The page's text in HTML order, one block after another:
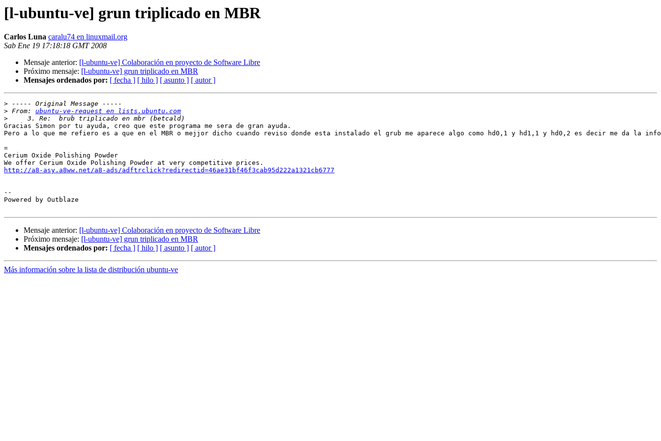
[l-ubuntu-ve] grun triplicado en MBR
Carlos Luna caralu74 en linuxmail.org
Sab Ene 19 17:18:18 GMT 2008
Mensaje anterior: [l-ubuntu-ve] Colaboración en proyecto de Software Libre
Próximo mensaje: [l-ubuntu-ve] grun triplicado en MBR
Mensajes ordenados por: [ fecha ] [ hilo ] [ asunto ] [ autor ]
>
> From: ubuntu-ve-request en lists.ubuntu.com
>
Gracias Simon por tu ayuda, creo que este programa me sera de gran ayuda.
Pero a lo que me refiero es a que en el MBR o mejjor dicho cuando reviso donde esta instalado el grub me aparece algo como hd0,1 y hd1,1 y hd0,2 es decir me da
=
Cerium Oxide Polishing Powder
http://a8-asy.a8ww.net/a8-ads/adftrclick?redirectid=46ae31bf46f3cab95d222a1321cb6777
--
Powered by Outblaze
Mensaje anterior: [l-ubuntu-ve] Colaboración en proyecto de Software Libre
Próximo mensaje: [l-ubuntu-ve] grun triplicado en MBR
Mensajes ordenados por: [ fecha ] [ hilo ] [ asunto ] [ autor ]
Más información sobre la lista de distribución ubuntu-ve